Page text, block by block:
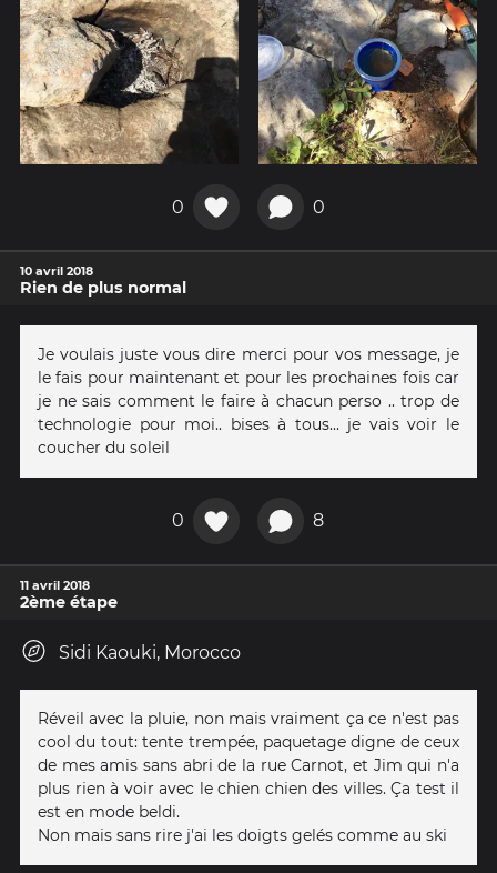
0 0
10 avril 2018
Rien de plus normal
Je voulais juste vous dire merci pour vos message, je
le fais pour maintenant et pour les prochaines fois car
je ne sais comment le faire à chacun perso .. trop de
technologie pour moi.. bises à tous... je vais voir le
coucher du soleil
0 8
11 avril 2018
2ème étape
Sidi Kaouki, Morocco
Réveil avec la pluie, non mais vraiment ça ce n'est pas
cool du tout: tente trempée, paquetage digne de ceux
de mes amis sans abri de la rue Carnot, et Jim qui n'a
plus rien à voir avec le chien chien des villes. Ça test il
est en mode beldi.
Non mais sans rire j'ai les doigts gelés comme au ski